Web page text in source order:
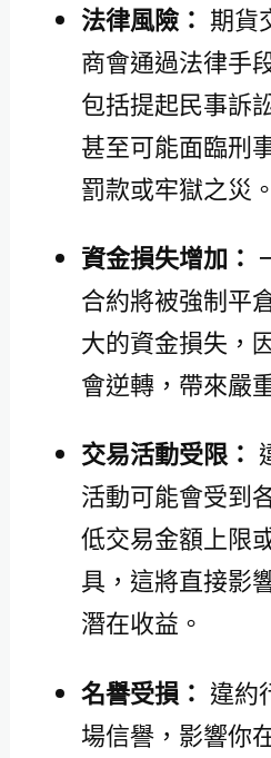
法律風險： 期貨
商會通過法律手
包括提起民事訴
甚至可能面臨刑
罰款或牢獄之災。
資金損失增加：
合約將被強制平
大的資金損失，
會逆轉，帶來嚴
交易活動受限：
活動可能會受到
低交易金額上限
具，這將直接影
潛在收益。
名譽受損： 違約
場信譽，影響你